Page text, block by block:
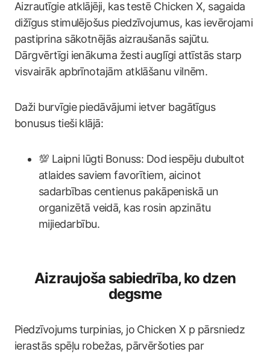
Aizrautīgie atklājēji, kas testē Chicken X, sagaida
dižīgus stimulējošus piedzīvojumus, kas ievērojami
pastiprina sākotnējās aizraušanās sajūtu.
Dārgvērtīgi ienākuma žesti auglīgi attīstās starp
visvairāk apbrīnotajām atklāšanu vilnēm.
Daži burvīgie piedāvājumi ietver bagātīgus
bonusus tieši klājā:
💯 Laipni lūgti Bonuss: Dod iespēju dubultot
atlaides saviem favorītiem, aicinot
sadarbības centienus pakāpeniskā un
organizētā veidā, kas rosin apzinātu
mijiedarbību.
Aizraujoša sabiedrība, ko dzen
degsme
Piedzīvojums turpinias, jo Chicken X p pārsniedz
ierastās spēļu robežas, pārvēršoties par